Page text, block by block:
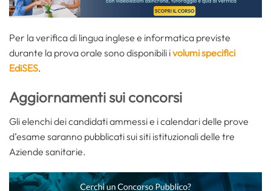
Per la verifica di lingua inglese e informatica previste
durante la prova orale sono disponibili ivolumi specifici
EdiSES.
Aggiornamenti sui concorsi
Gli elenchi dei candidati ammessi e i calendari delle prove
d’esame saranno pubblicati sui siti istituzionali delle tre
Aziende sanitarie.